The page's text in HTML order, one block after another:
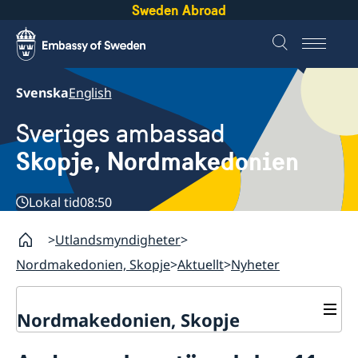
Sweden Abroad
SvenskaEnglish
Sveriges ambassad
Skopje, Nordmakedonien
Lokal tid08:50
Utlandsmyndigheter
Nordmakedonien, Skopje Aktuellt Nyheter
Nordmakedonien, Skopje